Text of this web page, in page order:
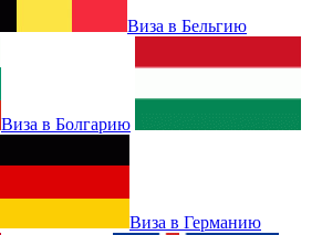
Виза в Бельгию
Виза в Болгарию
Виза в Германию